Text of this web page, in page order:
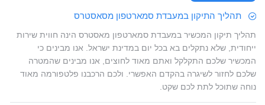
תהליך התיקון במעבדת סמארטפון מסאסטרס
תהליך תיקון המכשיר במעבדת סמארטפון מאסטרס הינה חווית שירות
ייחודית, שלא נתקלים בא בכל יום במדינת ישראל. אנו מבינים כי
המכשיר שלכם התקלקל ואתם מאוד לחוצים, אנו מבינים שהמטרה
שלכם לחזור לשיגרה בהקדם האפשרי. ולכם הרכבנו פלטפורמה מאוד
נוחה שתוכל לתת לכם שקט.